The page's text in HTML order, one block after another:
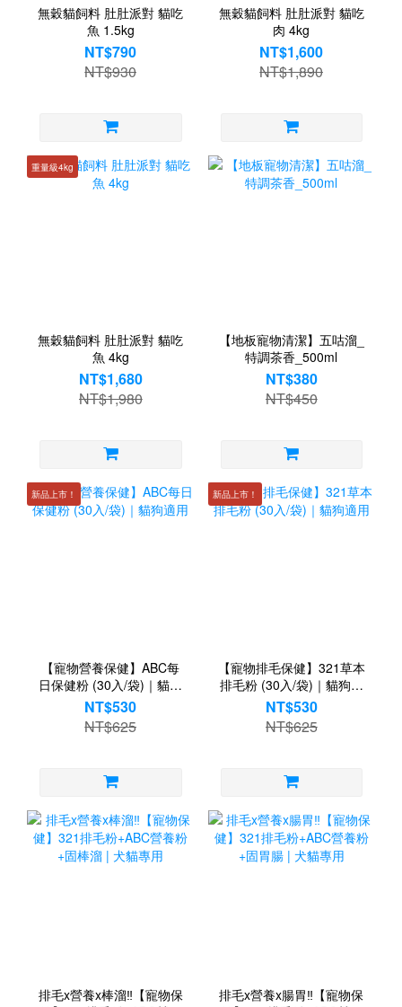
無穀貓飼料 肚肚派對 貓吃
魚 1.5kg
NT$790
NT$930
無穀貓飼料 肚肚派對 貓吃
肉 4kg
NT$1,600
NT$1,890
重量級4kg
無穀貓飼料 肚肚派對 貓吃
魚 4kg
NT$1,680
NT$1,980
【地板寵物清潔】五咕溜_
特調茶香_500ml
NT$380
NT$450
新品上市！
【寵物營養保健】ABC每
日保健粉 (30入/袋)｜貓狗
適用
NT$530
NT$625
新品上市！
【寵物排毛保健】321草本
排毛粉 (30入/袋)｜貓狗適
用
NT$530
NT$625
排毛x營養x棒溜‼️【寵物保
排毛x營養x腸胃‼️【寵物保